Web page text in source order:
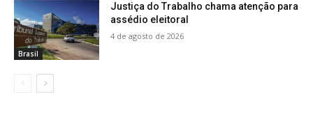
Brasil
Justiça do Trabalho chama atenção para
assédio eleitoral
4 de agosto de 2026